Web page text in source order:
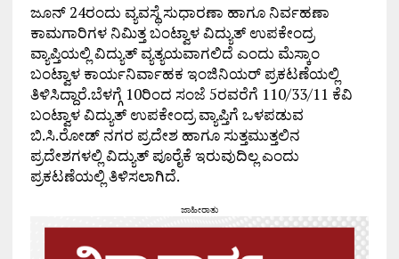
ಜೂನ್ 24ರಂದು ವ್ಯವಸ್ಥೆ ಸುಧಾರಣಾ ಹಾಗೂ ನಿರ್ವಹಣಾ
ಕಾಮಗಾರಿಗಳ ನಿಮಿತ್ತ ಬಂಟ್ವಾಳ ವಿದ್ಯುತ್ ಉಪಕೇಂದ್ರ
ವ್ಯಾಪ್ತಿಯಲ್ಲಿ ವಿದ್ಯುತ್ ವ್ಯತ್ಯಯವಾಗಲಿದೆ ಎಂದು ಮೆಸ್ಕಾಂ
ಬಂಟ್ವಾಳ ಕಾರ್ಯನಿರ್ವಾಹಕ ಇಂಜಿನಿಯರ್ ಪ್ರಕಟಣೆಯಲ್ಲಿ
ತಿಳಿಸಿದ್ದಾರೆ.ಬೆಳಗ್ಗೆ 10ರಿಂದ ಸಂಜೆ 5ರವರೆಗೆ 110/33/11 ಕೆವಿ
ಬಂಟ್ವಾಳ ವಿದ್ಯುತ್ ಉಪಕೇಂದ್ರ ವ್ಯಾಪ್ತಿಗೆ ಒಳಪಡುವ
ಬಿ.ಸಿ.ರೋಡ್ ನಗರ ಪ್ರದೇಶ ಹಾಗೂ ಸುತ್ತಮುತ್ತಲಿನ
ಪ್ರದೇಶಗಳಲ್ಲಿ ವಿದ್ಯುತ್ ಪೂರೈಕೆ ಇರುವುದಿಲ್ಲ ಎಂದು
ಪ್ರಕಟಣೆಯಲ್ಲಿ ತಿಳಿಸಲಾಗಿದೆ.
ಜಾಹೀರಾತು